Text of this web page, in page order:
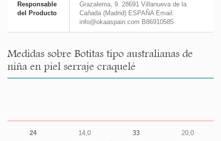
Responsable
del Producto
Grazalema, 9. 28691 Villanueva de la
Cañada (Madrid) ESPAÑA Email:
info@okaaspain.com B86910585
Medidas sobre Botitas tipo australianas de
niña en piel serraje craquelé
24
14,0
33
20,0